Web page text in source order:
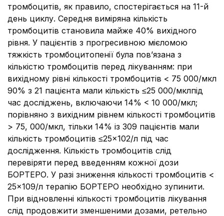
тромбоцитів, як правило, спостерігається на 11-й
день циклу. Середня виміряна кількість
тромбоцитів становила майже 40% вихідного
рівня. У пацієнтів з прогресивною мієломою
тяжкість тромбоцитопенії була пов’язана з
кількістю тромбоцитів перед лікуванням: при
вихідному рівні кількості тромбоцитів < 75 000/мкл
90% з 21 пацієнта мали кількість ≤25 000/мклпід
час досліджень, включаючи 14% < 10 000/мкл;
порівняно з вихідним рівнем кількості тромбоцитів
> 75, 000/мкл, тільки 14% із 309 пацієнтів мали
кількість тромбоцитів ≤25×102/л під час
дослідження. Кількість тромбоцитів слід
перевіряти перед введенням кожної дози
БОРТЕРО. У разі зниження кількості тромбоцитів <
25×109/л терапію БОРТЕРО необхідно зупинити.
При відновленні кількості тромбоцитів лікування
слід продовжити зменшеними дозами, ретельно